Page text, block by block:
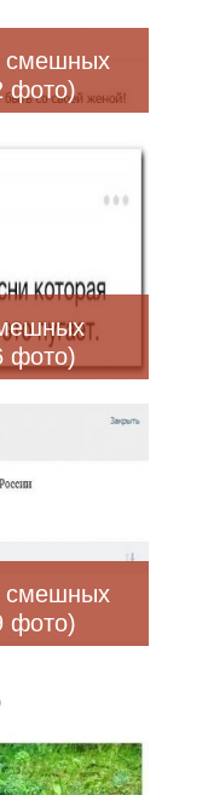
смешных
фото)
фото)
смешных
фото)